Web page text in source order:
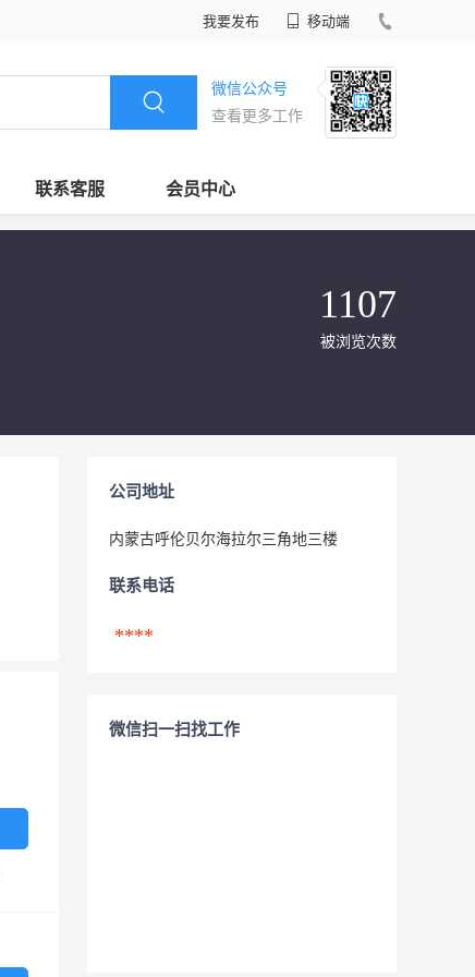
我要发布 移动端
微信公众号
查看更多工作
联系客服 会员中心
1107
被浏览次数
公司地址
内蒙古呼伦贝尔海拉尔三角地三楼
联系电话
****
微信扫一扫找工作